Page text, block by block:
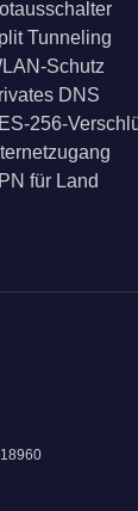
Tunneling
Schutz
DNS
256-
für Land